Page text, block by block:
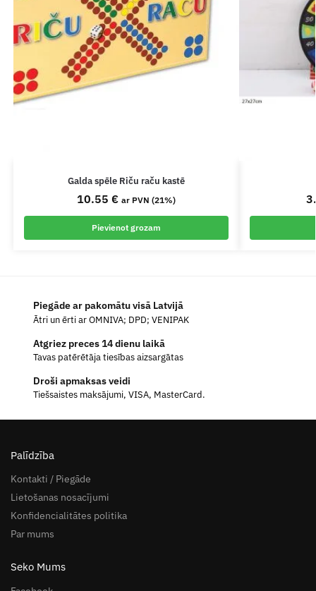
Galda spēle Riču raču kastē
10.55 € ar PVN (21%)
Pievienot grozam
Piegāde ar pakomātu visā Latvijā
Ātri un ērti ar OMNIVA; DPD; VENIPAK
Atgriez preces 14 dienu laikā
Tavas patērētāja tiesības aizsargātas
Droši apmaksas veidi
Tiešsaistes maksājumi, VISA, MasterCard.
Palīdzība
Kontakti / Piegāde
Lietošanas nosacījumi
Konfidencialitātes politika
Par mums
Seko Mums